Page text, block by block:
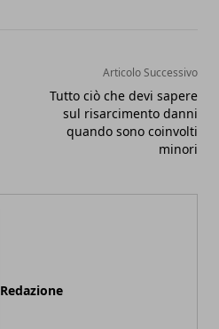
Articolo Successivo
Tutto ciò che devi sapere
sul risarcimento danni
quando sono coinvolti
minori
Redazione